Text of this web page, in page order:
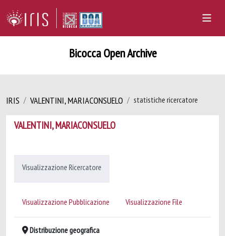
Bicocca Open Archive
IRIS VALENTINI, MARIACONSUELO statistiche ricercatore
VALENTINI, MARIACONSUELO
Visualizzazione Ricercatore
Visualizzazione Pubblicazione Visualizzazione File
Distribuzione geografica